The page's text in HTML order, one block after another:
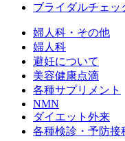
ブライダルチェッ
婦人科・その他
婦人科
避妊について
美容健康点滴
各種サプリメント
NMN
ダイエット外来
各種検診・予防接